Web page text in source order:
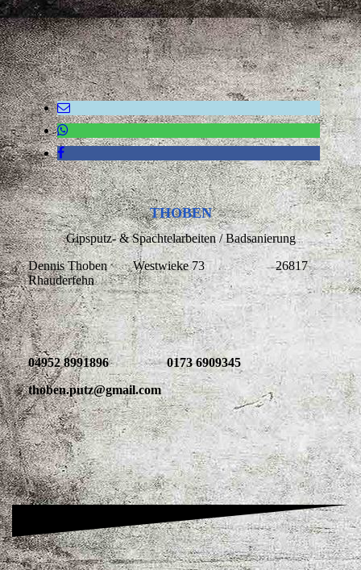
THOBEN
Gipsputz- & Spachtelarbeiten / Badsanierung
Dennis Thoben Westwieke 73 26817
Rhauderfehn
04952 8991896 0173 6909345
thoben.putz@gmail.com